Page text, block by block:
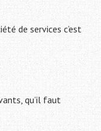
de services c’est
qu’il faut